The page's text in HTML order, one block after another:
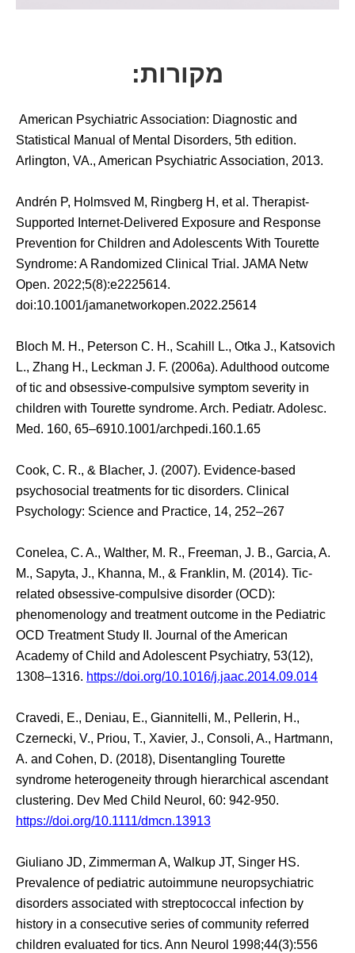
מקורות:
American Psychiatric Association: Diagnostic and
Statistical Manual of Mental Disorders, 5th edition.
Arlington, VA., American Psychiatric Association, 2013.
Andrén P, Holmsved M, Ringberg H, et al. Therapist-
Supported Internet-Delivered Exposure and Response
Prevention for Children and Adolescents With Tourette
Syndrome: A Randomized Clinical Trial. JAMA Netw
Open. 2022;5(8):e2225614.
doi:10.1001/jamanetworkopen.2022.25614
Bloch M. H., Peterson C. H., Scahill L., Otka J., Katsovich
L., Zhang H., Leckman J. F. (2006a). Adulthood outcome
of tic and obsessive-compulsive symptom severity in
children with Tourette syndrome. Arch. Pediatr. Adolesc.
Med. 160, 65–6910.1001/archpedi.160.1.65
Cook, C. R., & Blacher, J. (2007). Evidence-based
psychosocial treatments for tic disorders. Clinical
Psychology: Science and Practice, 14, 252–267
Conelea, C. A., Walther, M. R., Freeman, J. B., Garcia, A.
M., Sapyta, J., Khanna, M., & Franklin, M. (2014). Tic-
related obsessive-compulsive disorder (OCD):
phenomenology and treatment outcome in the Pediatric
OCD Treatment Study II. Journal of the American
Academy of Child and Adolescent Psychiatry, 53(12),
1308–1316. https://doi.org/10.1016/j.jaac.2014.09.014
Cravedi, E., Deniau, E., Giannitelli, M., Pellerin, H.,
Czernecki, V., Priou, T., Xavier, J., Consoli, A., Hartmann,
A. and Cohen, D. (2018), Disentangling Tourette
syndrome heterogeneity through hierarchical ascendant
clustering. Dev Med Child Neurol, 60: 942-950.
https://doi.org/10.1111/dmcn.13913
Giuliano JD, Zimmerman A, Walkup JT, Singer HS.
Prevalence of pediatric autoimmune neuropsychiatric
disorders associated with streptococcal infection by
history in a consecutive series of community referred
children evaluated for tics. Ann Neurol 1998;44(3):556